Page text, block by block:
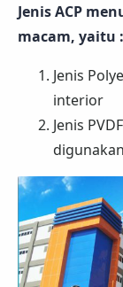
Jenis ACP
macam, yaitu :
Jenis
interior
Jenis